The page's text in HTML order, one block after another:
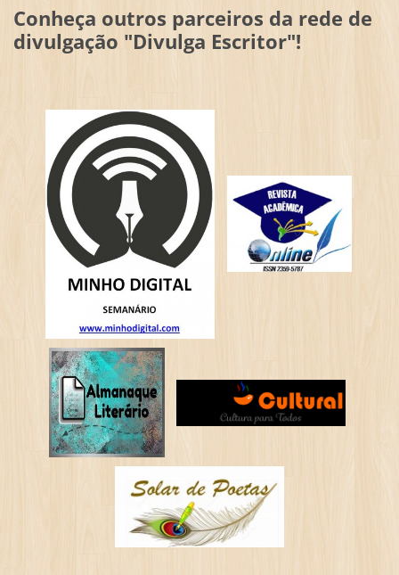
Conheça outros parceiros da rede de
divulgação "Divulga Escritor"!